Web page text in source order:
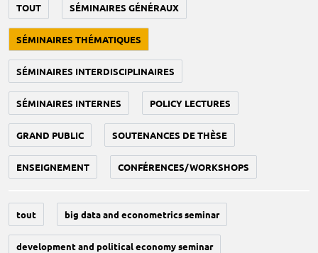
TOUT SÉMINAIRES GÉNÉRAUX
SÉMINAIRES THÉMATIQUES
SÉMINAIRES INTERDISCIPLINAIRES
SÉMINAIRES INTERNES POLICY LECTURES
GRAND PUBLIC SOUTENANCES DE THÈSE
ENSEIGNEMENT CONFÉRENCES/WORKSHOPS
tout big data and econometrics seminar
development and political economy seminar